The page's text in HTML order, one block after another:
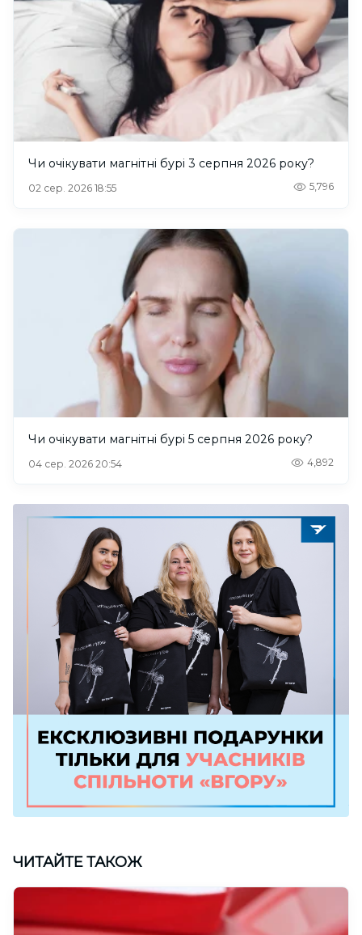
Чи очікувати магнітні бурі 3 серпня 2026 року?
02 сер. 2026 18:55 5,796
Чи очікувати магнітні бурі 5 серпня 2026 року?
04 сер. 2026 20:54 4,892
ЧИТАЙТЕ ТАКОЖ